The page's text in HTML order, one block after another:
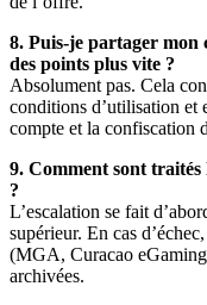
8. Puis-je partager mon
des points plus vite ?
Absolument pas. Cela
conditions d’utilisation et
compte et la confiscation
9. Comment sont traités
?
L’escalation se fait
supérieur. En cas
(MGA, Curacao
archivées.